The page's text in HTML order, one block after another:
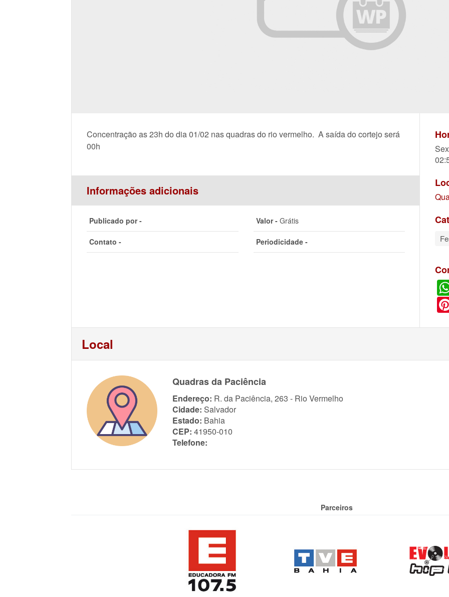
Concentração as 23h do dia 01/02 nas quadras do rio vermelho. A saída do cortejo será
00h
Informações adicionais
Publicado por - Valor -Grátis
Contato - Periodicidade -
Local
Quadras da Paciência
Endereço: R. da Paciência, 263 - Rio Vermelho
Cidade: Salvador
Estado: Bahia
CEP: 41950-010
Telefone:
Parceiros